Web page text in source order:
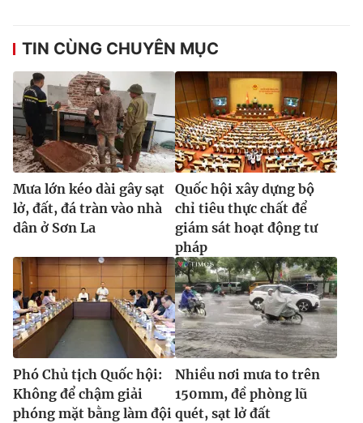
TIN CÙNG CHUYÊN MỤC
Mưa lớn kéo dài gây sạt
lở, đất, đá tràn vào nhà
dân ở Sơn La
Quốc hội xây dựng bộ
chỉ tiêu thực chất để
giám sát hoạt động tư
pháp
Phó Chủ tịch Quốc hội:
Không để chậm giải
phóng mặt bằng làm đội
Nhiều nơi mưa to trên
150mm, đề phòng lũ
quét, sạt lở đất